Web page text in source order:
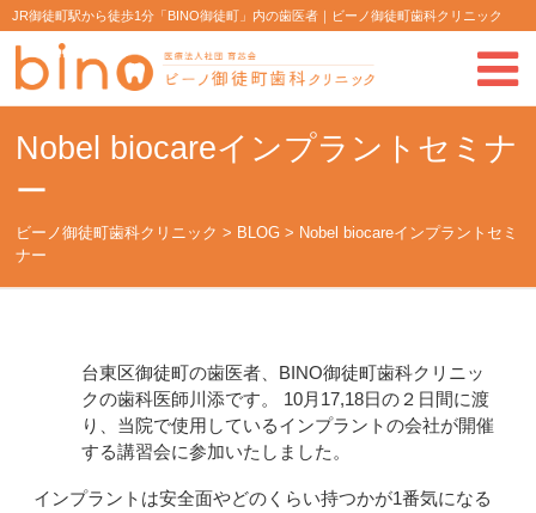
JR御徒町駅から徒歩1分「BINO御徒町」内の歯医者｜ビーノ御徒町歯科クリニック
Nobel biocareインプラントセミナ
ー
ビーノ御徒町歯科クリニック > BLOG > Nobel biocareインプラントセミ
ナー
台東区御徒町の歯医者、BINO御徒町歯科クリニッ
クの歯科医師川添です。 10月17,18日の２日間に渡
り、当院で使用しているインプラントの会社が開催
する講習会に参加いたしました。
インプラントは安全面やどのくらい持つかが1番気になる